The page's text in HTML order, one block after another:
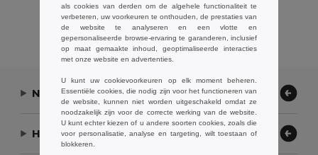
Alle Producten Tonen.
Neem contact op
Hulp nodig?
als cookies van derden om de algehele functionaliteit te
verbeteren, uw voorkeuren te onthouden, de prestaties van
de website te analyseren en een vlotte en
gepersonaliseerde browse-ervaring te garanderen, inclusief
op maat gemaakte inhoud, geoptimaliseerde interacties
met onze website en advertenties.
U kunt uw cookievoorkeuren op elk moment beheren.
Essentiële cookies, die nodig zijn voor het functioneren van
de website, kunnen niet worden uitgeschakeld omdat ze
noodzakelijk zijn voor de correcte werking van de website.
U kunt echter kiezen of u andere soorten cookies, zoals die
voor personalisatie, analyse en targeting, wilt toestaan of
blokkeren.